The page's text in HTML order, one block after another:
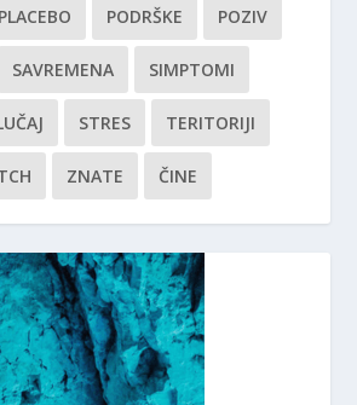
PLACEBO PODRŠKE POZIV
SAVREMENA SIMPTOMI
STRES TERITORIJI
ZNATE ČINE